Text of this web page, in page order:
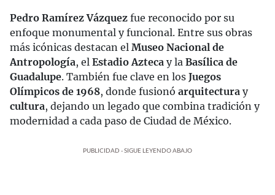
Pedro Ramírez Vázquez fue reconocido por su
enfoque monumental y funcional. Entre sus obras
más icónicas destacan el Museo Nacional de
Antropología, el Estadio Azteca y la Basílica de
Guadalupe. También fue clave en los Juegos
Olímpicos de 1968, donde fusionó arquitectura y
cultura, dejando un legado que combina tradición y
modernidad a cada paso de Ciudad de México.
PUBLICIDAD - SIGUE LEYENDO ABAJO